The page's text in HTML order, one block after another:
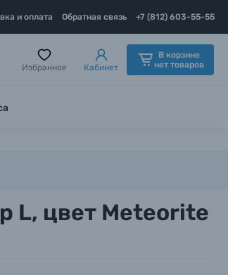
и оплата Обратная связь +7 (812) 603-55-55
Избранное Кабинет
В корзине
нет товаров
L, цвет Meteorite